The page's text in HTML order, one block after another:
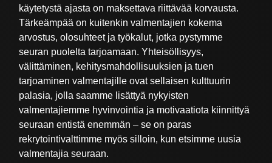
käytetystä ajasta on maksettava riittävää korvausta.
Tärkeämpää on kuitenkin valmentajien kokema
arvostus, olosuhteet ja työkalut, jotka pystymme
seuran puolelta tarjoamaan. Yhteisöllisyys,
välittäminen, kehitysmahdollisuuksien ja tuen
tarjoaminen valmentajille ovat sellaisen kulttuurin
palasia, jolla saamme lisättyä nykyisten
valmentajiemme hyvinvointia ja motivaatiota kiinnittyä
seuraan entistä enemmän – se on paras
rekrytointivalttimme myös silloin, kun etsimme uusia
valmentajia seuraan.